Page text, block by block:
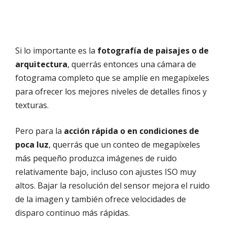
Si lo importante es la fotografía de paisajes o de
arquitectura, querrás entonces una cámara de
fotograma completo que se amplíe en megapíxeles
para ofrecer los mejores niveles de detalles finos y
texturas.
Pero para la acción rápida o en condiciones de
poca luz, querrás que un conteo de megapíxeles
más pequeño produzca imágenes de ruido
relativamente bajo, incluso con ajustes ISO muy
altos. Bajar la resolución del sensor mejora el ruido
de la imagen y también ofrece velocidades de
disparo continuo más rápidas.